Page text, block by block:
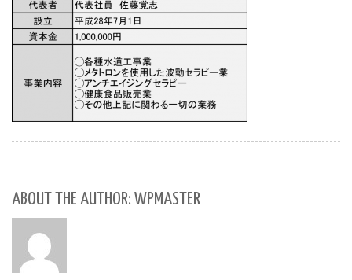
ABOUT THE AUTHOR: WPMASTER